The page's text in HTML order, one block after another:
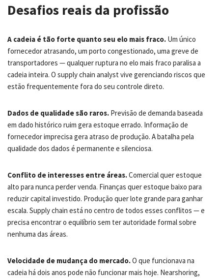
Desafios reais da profissão
A cadeia é tão forte quanto seu elo mais fraco. Um único
fornecedor atrasando, um porto congestionado, uma greve de
transportadores — qualquer ruptura no elo mais fraco paralisa a
cadeia inteira. O supply chain analyst vive gerenciando riscos que
estão frequentemente fora do seu controle direto.
Dados de qualidade são raros. Previsão de demanda baseada
em dado histórico ruim gera estoque errado. Informação de
fornecedor imprecisa gera atraso de produção. A batalha pela
qualidade dos dados é permanente e silenciosa.
Conflito de interesses entre áreas.Comercial quer estoque
alto para nunca perder venda. Finanças quer estoque baixo para
reduzir capital investido. Produção quer lote grande para ganhar
escala. Supply chain está no centro de todos esses conflitos — e
precisa encontrar o equilíbrio sem ter autoridade formal sobre
nenhuma das áreas.
Velocidade de mudança do mercado.O que funcionava na
cadeia há dois anos pode não funcionar mais hoje. Nearshoring,